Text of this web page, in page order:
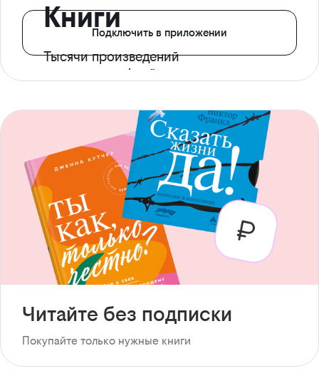
Книги
Тысячи произведений
с доступом офлайн
Подключить в приложении
Читайте без подписки
Покупайте только нужные книги